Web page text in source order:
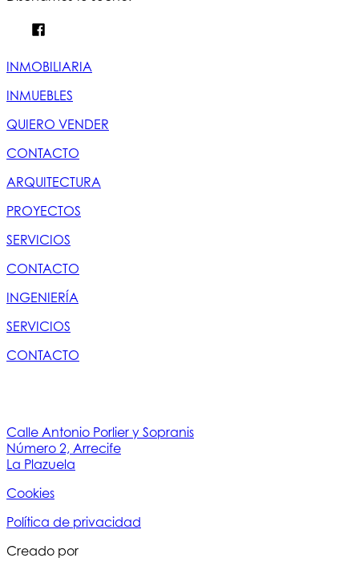
INMOBILIARIA
INMUEBLES
QUIERO VENDER
CONTACTO
ARQUITECTURA
PROYECTOS
SERVICIOS
CONTACTO
INGENIERÍA
SERVICIOS
CONTACTO
Calle Antonio Porlier y Sopranis
Número 2, Arrecife
La Plazuela
Cookies
Política de privacidad
Creado por